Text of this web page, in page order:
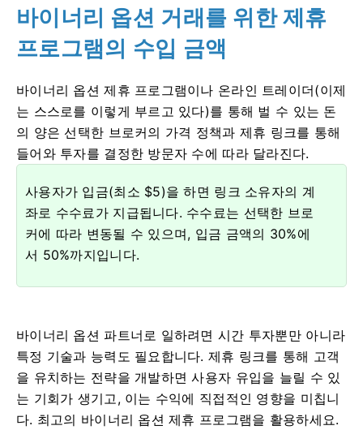
바이너리 옵션 거래를 위한 제휴
프로그램의 수입 금액
바이너리 옵션 제휴 프로그램이나 온라인 트레이더(이제
는 스스로를 이렇게 부르고 있다)를 통해 벌 수 있는 돈
의 양은 선택한 브로커의 가격 정책과 제휴 링크를 통해
들어와 투자를 결정한 방문자 수에 따라 달라진다.
사용자가 입금(최소 $5)을 하면 링크 소유자의 계
좌로 수수료가 지급됩니다. 수수료는 선택한 브로
커에 따라 변동될 수 있으며, 입금 금액의 30%에
서 50%까지입니다.
바이너리 옵션 파트너로 일하려면 시간 투자뿐만 아니라
특정 기술과 능력도 필요합니다. 제휴 링크를 통해 고객
을 유치하는 전략을 개발하면 사용자 유입을 늘릴 수 있
는 기회가 생기고, 이는 수익에 직접적인 영향을 미칩니
다. 최고의 바이너리 옵션 제휴 프로그램을 활용하세요.